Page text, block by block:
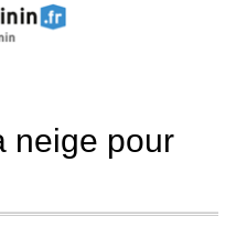
neige pour